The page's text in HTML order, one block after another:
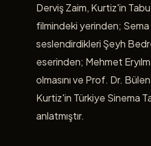
Derviş Zaim, Kurtiz'in
filmindeki yerinden;
seslendirdikleri Şeyh
eserinden; Mehmet
olmasını ve Prof. Dr.
Kurtiz'in Türkiye Sinema
anlatmıştır.